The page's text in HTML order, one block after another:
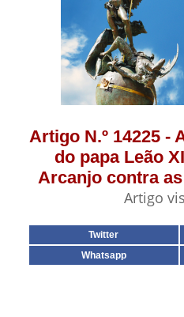
Artigo N.º 14225 -
do papa Leão
Arcanjo contra
Artigo
Twitter
Whatsapp